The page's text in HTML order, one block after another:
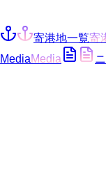
寄港地一覧寄
MediaMedia